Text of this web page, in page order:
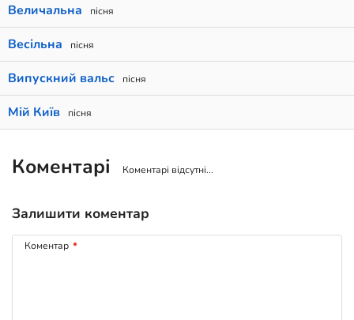
Величальна пісня
Весільна пісня
Випускний вальс пісня
Мій Київ пісня
Коментарі Коментарі відсутні...
Залишити коментар
Коментар *